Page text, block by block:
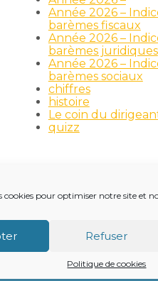
cookies pour optimiser notre site et
Refuser
Politique de cookies
Année 2026 –
barèmes fiscaux
Année 2026 –
barèmes juridiques
Année 2026 –
barèmes sociaux
chiffres
histoire
Le coin du
quizz
VIE DU